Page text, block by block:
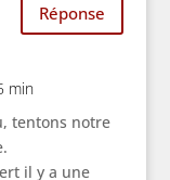
Réponse
min
tentons notre
il y a une